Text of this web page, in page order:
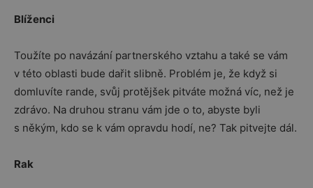
Blíženci
Toužíte po navázání partnerského vztahu a také se vám
v této oblasti bude dařit slibně. Problém je, že když si
domluvíte rande, svůj protějšek pitváte možná víc, než je
zdrávo. Na druhou stranu vám jde o to, abyste byli
s někým, kdo se k vám opravdu hodí, ne? Tak pitvejte dál.
Rak